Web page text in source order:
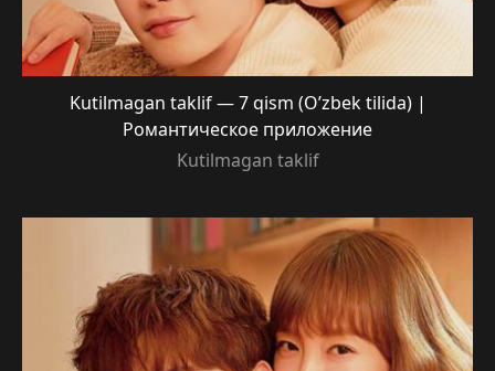
Kutilmagan taklif — 7 qism (O’zbek tilida) |
Романтическое приложение
Kutilmagan taklif